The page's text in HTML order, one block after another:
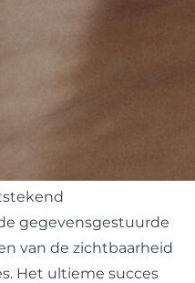
gegevensgestuurde
van de zichtbaarheid
Het ultieme succes